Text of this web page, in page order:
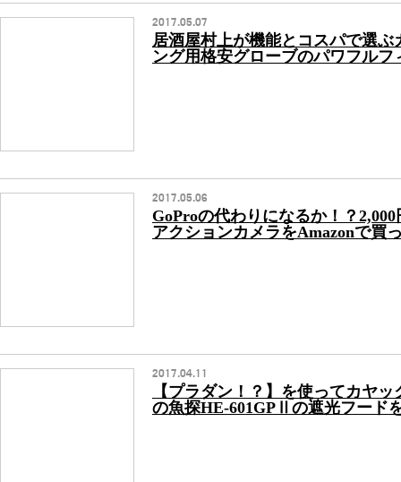
2017.05.07
居酒屋村上が機能とコスパで選ぶ
ング用格安グローブのパワフルフ
2017.05.06
GoProの代わりになるか！？
アクションカメラをAmazonで買
2017.04.11
【プラダン！？】を使ってカヤ
の魚探HE-601GPⅡの遮光フード